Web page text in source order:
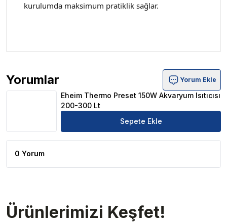
kurulumda maksimum pratiklik sağlar.
Yorumlar
Eheim Thermo Preset 150W Akvaryum Isıtıcısı 200-300
Yorum Ekle
Eheim Thermo Preset 150W Akvaryum Isıtıcısı
200-300 Lt
Sepete Ekle
0 Yorum
Ürünlerimizi Keşfet!